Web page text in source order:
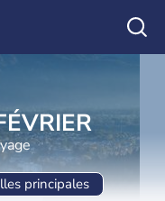
principales